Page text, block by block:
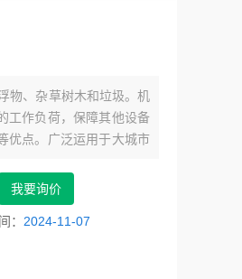
物、杂草树木和垃圾。机
工作负荷，保障其他设备
优点。广泛运用于大城市
我要询价
： 2024-11-07